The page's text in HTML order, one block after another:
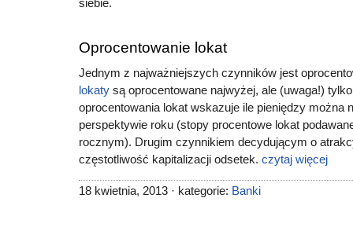
siebie.
Oprocentowanie lokat
Jednym z najważniejszych czynników jest
lokaty są oprocentowane najwyżej, ale (uwaga!)
oprocentowania lokat wskazuje ile pieniędzy można
perspektywie roku (stopy procentowe lokat
rocznym). Drugim czynnikiem decydującym o
częstotliwość kapitalizacji odsetek. czytaj więcej
18 kwietnia, 2013 · kategorie: Banki